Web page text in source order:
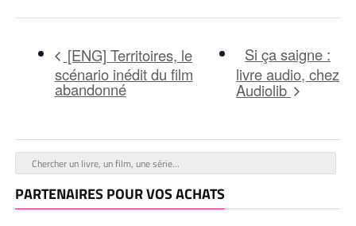
[ENG] Territoires, le
scénario inédit du film
abandonné
Si ça saigne :
livre audio, chez
Audiolib
PARTENAIRES POUR VOS ACHATS